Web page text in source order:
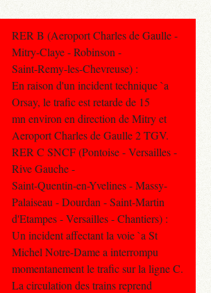
RER B (Aeroport Charles de Gaulle -
Mitry-Claye - Robinson -
Saint-Remy-les-Chevreuse) :
En raison d'un incident technique `a
Orsay, le trafic est retarde de 15
mn environ en direction de Mitry et
Aeroport Charles de Gaulle 2 TGV.
RER C SNCF (Pontoise - Versailles -
Rive Gauche -
Saint-Quentin-en-Yvelines - Massy-
Palaiseau - Dourdan - Saint-Martin
d'Etampes - Versailles - Chantiers) :
Un incident affectant la voie `a St
Michel Notre-Dame a interrompu
momentanement le trafic sur la ligne C.
La circulation des trains reprend